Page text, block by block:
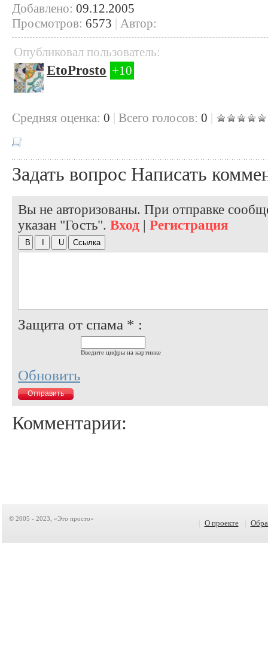
Добавлено: 09.12.2005
Просмотров: 6573 | Автор:
Опубликовал пользователь:
EtoProsto +10
Cредняя оценка: 0 | Всего голосов: 0 |
Задать вопрос Написать
Вы не авторизованы. При отправке
указан "Гость". Вход | Регистрация
Защита от спама * :
Введите цифры на картинке
Обновить
Комментарии:
© 2005 - 2023, «Это просто» О проекте